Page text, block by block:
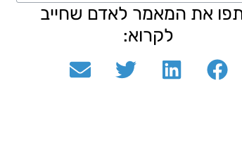
את המאמר לאדם שחייב
לקרוא: